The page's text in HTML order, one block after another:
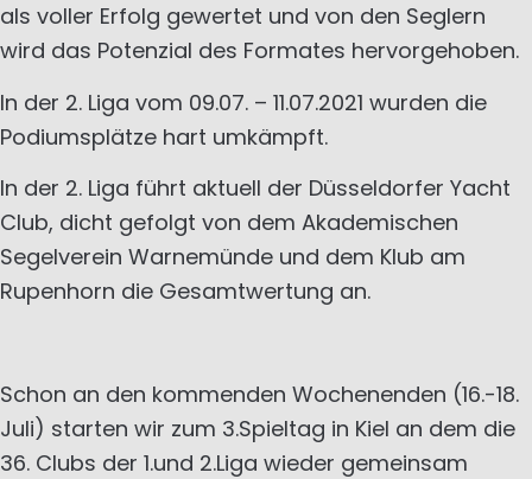
als voller Erfolg gewertet und von den Seglern
wird das Potenzial des Formates hervorgehoben.
In der 2. Liga vom 09.07. – 11.07.2021 wurden die
Podiumsplätze hart umkämpft.
In der 2. Liga führt aktuell der Düsseldorfer Yacht
Club, dicht gefolgt von dem Akademischen
Segelverein Warnemünde und dem Klub am
Rupenhorn die Gesamtwertung an.
Schon an den kommenden Wochenenden (16.-18.
Juli) starten wir zum 3.Spieltag in Kiel an dem die
36. Clubs der 1.und 2.Liga wieder gemeinsam